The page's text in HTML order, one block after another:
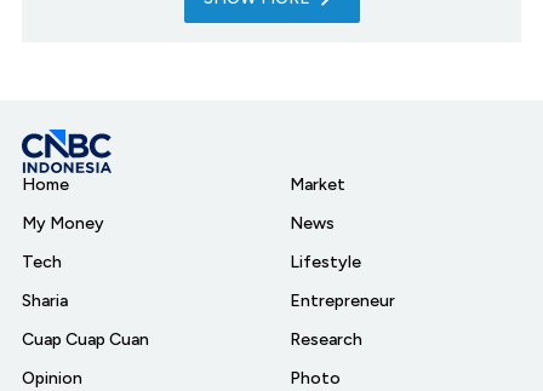
Home
My Money
Tech
Sharia
Cuap Cuap Cuan
Opinion
Market
News
Lifestyle
Entrepreneur
Research
Photo